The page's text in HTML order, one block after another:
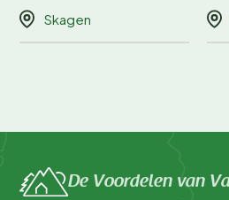
Skagen
De Voordelen van